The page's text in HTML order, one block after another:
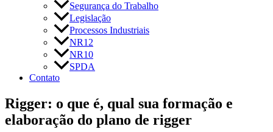
Segurança do Trabalho
Legislação
Processos Industriais
NR12
NR10
SPDA
Contato
Rigger: o que é, qual sua formação e
elaboração do plano de rigger